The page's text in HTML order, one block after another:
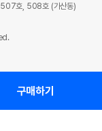
구매하기
507호, 508호 (가산동)